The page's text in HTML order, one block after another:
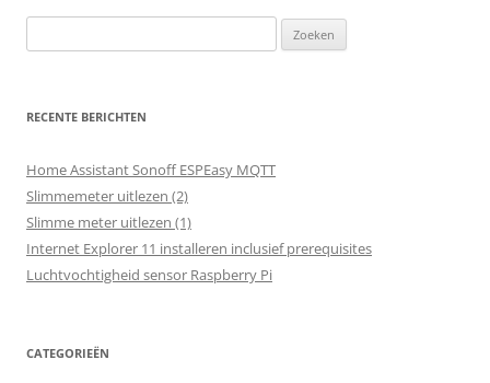
naar:
RECENTE BERICHTEN
Home Assistant Sonoff ESPEasy MQTT
Slimmemeter uitlezen (2)
Slimme meter uitlezen (1)
Internet Explorer 11 installeren inclusief prerequisites
Luchtvochtigheid sensor Raspberry Pi
CATEGORIEËN